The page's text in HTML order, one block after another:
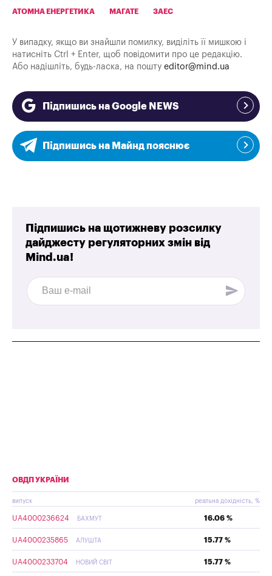
АТОМНА ЕНЕРГЕТИКА МАГАТЕ ЗАЕС
У випадку, якщо ви знайшли помилку, виділіть її мишкою і
натисніть Ctrl + Enter, щоб повідомити про це редакцію.
Або надішліть, будь-ласка, на пошту editor@mind.ua
Підпишись на Google NEWS
Підпишись на Майнд пояснює
Підпишись на щотижневу розсилку
дайджесту регуляторних змін від
Mind.ua!
ОВДП УКРАЇНИ
випуск реальна дохідність, %
UA4000236624 БАХМУТ 16.06 %
UA4000235865 АЛУШТА 15.77 %
UA4000233704 НОВИЙ СВІТ 15.77 %